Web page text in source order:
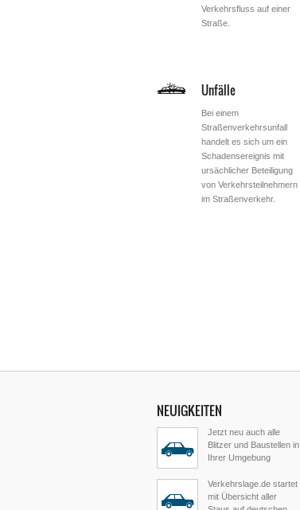
Verkehrsfluss auf einer
Straße.
Unfälle
Bei einem
Straßenverkehrsunfall
handelt es sich um ein
Schadensereignis mit
ursächlicher Beteiligung
von Verkehrsteilnehmern
im Straßenverkehr.
NEUIGKEITEN
Jetzt neu auch alle
Blitzer und Baustellen in
Ihrer Umgebung
Verkehrslage.de startet
mit Übersicht aller